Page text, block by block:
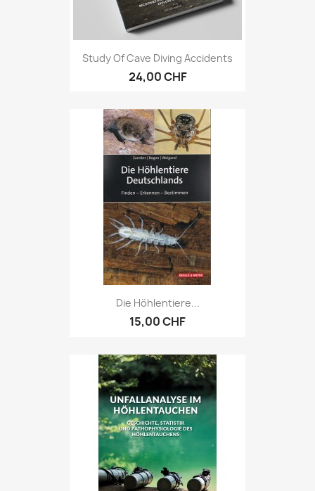
Study Of Cave Diving Accidents
24,00 CHF
Die Höhlentiere...
15,00 CHF